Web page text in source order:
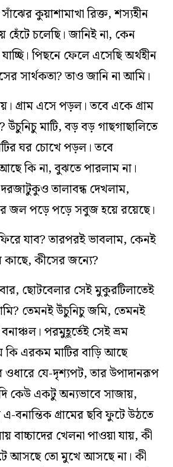
কুয়াশামাখা রিক্ত, শস্যহীন
চলেছি। জানিই না, কেন
পিছনে ফেলে এসেছি অর্থহীন
সার্থকতা? তাও জানি না আমি।
গ্রাম এসে পড়ল। তবে একে গ্রাম
মাটি, বড় বড় গাছগাছালিতে
ঘর চোখে পড়ল। তবে
কি না, বুঝতে পারলাম না।
তালাবন্ধ দেখলাম,
জল পড়ে পড়ে সবুজ হয়ে রয়েছে।
যাব? তারপরই ভাবলাম, কেনই
কাছে, কীসের জন্যে?
ছোটবেলার সেই মুকুরটিলাতেই
তেমনই উঁচুনিচু জমি, তেমনই
পরমুহূর্তেই সেই ভ্রম
কি এরকম মাটির বাড়ি আছে
যে-দৃশ্যপট, তার উপাদানরূপ
কেউ একটু অন্যভাবে সাজায়,
বনান্তিক গ্রামের ছবি ফুটে উঠতে
বাচ্চাদের খেলনা পাওয়া যায়, কী
আসছে তো মুখে আসছে না। কী